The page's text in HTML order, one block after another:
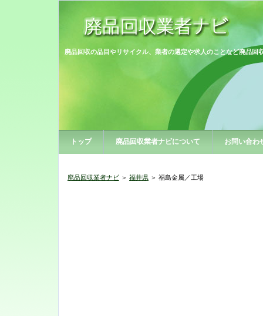
廃品回収の品目やリサイクル、業者の選定や求人のことなど廃品回
トップ 廃品回収業者ナビについて お問い合わ
廃品回収業者ナビ ＞ 福井県 ＞ 福島金属／工場